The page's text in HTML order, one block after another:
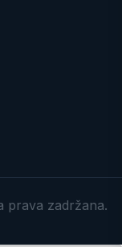
prava zadržana.